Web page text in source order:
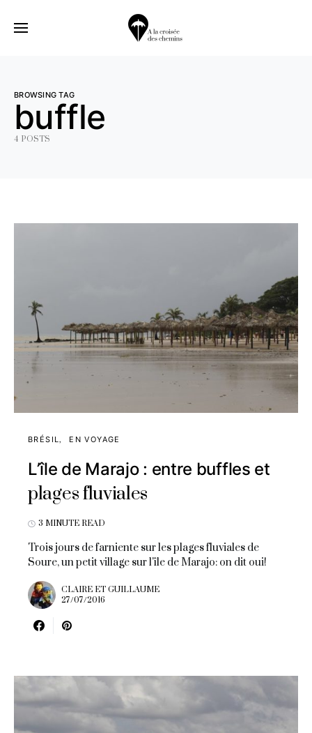
BROWSING TAG
buffle
4 POSTS
BRÉSIL EN VOYAGE
L’île de Marajo : entre buffles et
plages fluviales
3 MINUTE READ
Trois jours de farniente sur les plages fluviales de
Soure, un petit village sur l'île de Marajo: on dit oui!
CLAIRE ET GUILLAUME
27/07/2016